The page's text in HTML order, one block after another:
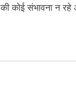
की कोई संभावना न